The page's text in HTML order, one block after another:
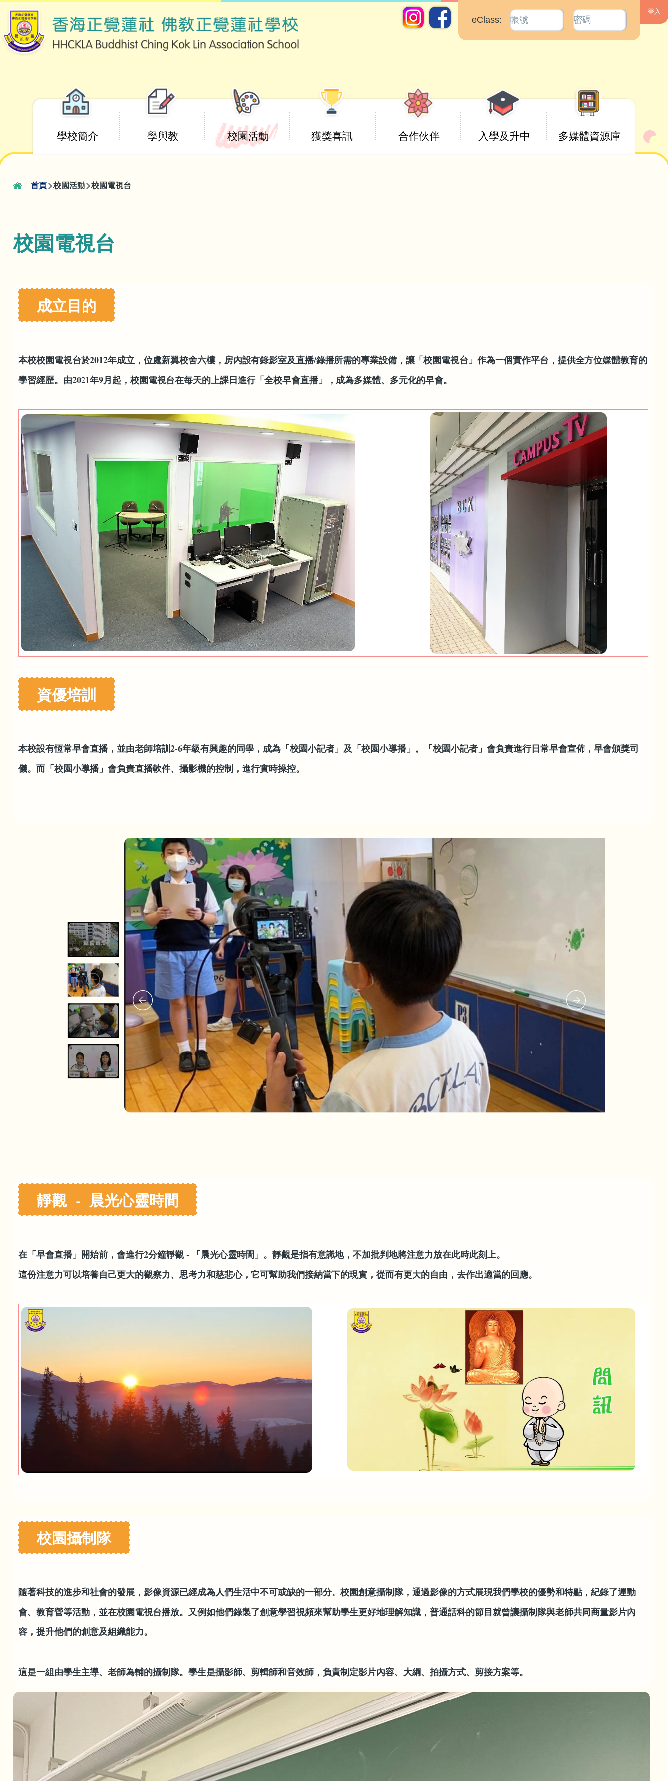
eClass:
navigation
學校簡介 學與教 校園活動 獲獎喜訊 合作伙伴 入學及升中 多媒體資源庫
導
結
首頁 校園活動 校園電視台
校園電視台
成立目的
本校校園電視台於2012年成立，位處新翼校舍六樓，房內設有錄影室及直播/錄播所需的專業設備，讓「校園電視台」作為一個實作平台，提供全方位媒體教育的
學習經歷。由2021年9月起，校園電視台在每天的上課日進行「全校早會直播」，成為多媒體、多元化的早會。
資優培訓
本校設有恆常早會直播，並由老師培訓2-6年級有興趣的同學，成為「校園小記者」及「校園小導播」。「校園小記者」會負責進行日常早會宣佈，早會頒獎司
儀。而「校園小導播」會負責直播軟件、攝影機的控制，進行實時操控。
靜觀 - 晨光心靈時間
在「早會直播」開始前，會進行2分鐘靜觀 - 「晨光心靈時間」。靜觀是指有意識地，不加批判地將注意力放在此時此刻上。
這份注意力可以培養自己更大的觀察力、思考力和慈悲心，它可幫助我們接納當下的現實，從而有更大的自由，去作出適當的回應。
校園攝制隊
隨著科技的進步和社會的發展，影像資源已經成為人們生活中不可或缺的一部分。校園創意攝制隊，通過影像的方式展現我們學校的優勢和特點，紀錄了運動
會、教育營等活動，並在校園電視台播放。又例如他們錄製了創意學習視頻來幫助學生更好地理解知識，普通話科的節目就曾讓攝制隊與老師共同商量影片內
容，提升他們的創意及組織能力。
這是一組由學生主導、老師為輔的攝制隊。學生是攝影師、剪輯師和音效師，負責制定影片內容、大綱、拍攝方式、剪接方案等。